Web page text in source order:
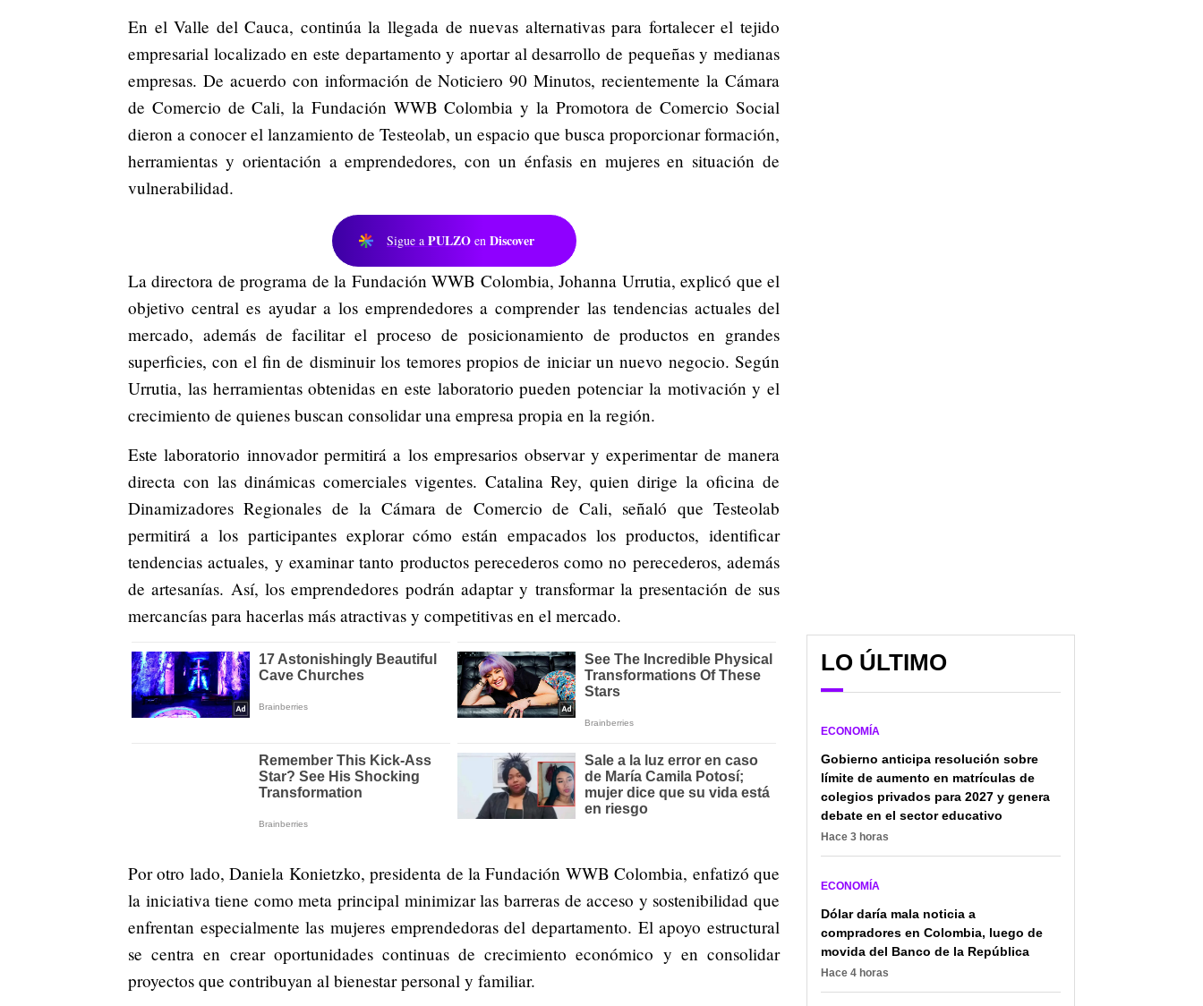
En el Valle del Cauca, continúa la llegada de nuevas alternativas para fortalecer el tejido
empresarial localizado en este departamento y aportar al desarrollo de pequeñas y medianas
empresas. De acuerdo con información de Noticiero 90 Minutos, recientemente la Cámara
de Comercio de Cali, la Fundación WWB Colombia y la Promotora de Comercio Social
dieron a conocer el lanzamiento de Testeolab, un espacio que busca proporcionar formación,
herramientas y orientación a emprendedores, con un énfasis en mujeres en situación de
vulnerabilidad.
Sigue a PULZO en Discover
La directora de programa de la Fundación WWB Colombia, Johanna Urrutia, explicó que el
objetivo central es ayudar a los emprendedores a comprender las tendencias actuales del
mercado, además de facilitar el proceso de posicionamiento de productos en grandes
superficies, con el fin de disminuir los temores propios de iniciar un nuevo negocio. Según
Urrutia, las herramientas obtenidas en este laboratorio pueden potenciar la motivación y el
crecimiento de quienes buscan consolidar una empresa propia en la región.
Este laboratorio innovador permitirá a los empresarios observar y experimentar de manera
directa con las dinámicas comerciales vigentes. Catalina Rey, quien dirige la oficina de
Dinamizadores Regionales de la Cámara de Comercio de Cali, señaló que Testeolab
permitirá a los participantes explorar cómo están empacados los productos, identificar
tendencias actuales, y examinar tanto productos perecederos como no perecederos, además
de artesanías. Así, los emprendedores podrán adaptar y transformar la presentación de sus
mercancías para hacerlas más atractivas y competitivas en el mercado.
Por otro lado, Daniela Konietzko, presidenta de la Fundación WWB Colombia, enfatizó que
la iniciativa tiene como meta principal minimizar las barreras de acceso y sostenibilidad que
enfrentan especialmente las mujeres emprendedoras del departamento. El apoyo estructural
se centra en crear oportunidades continuas de crecimiento económico y en consolidar
proyectos que contribuyan al bienestar personal y familiar.
LO ÚLTIMO
ECONOMÍA
Gobierno anticipa resolución sobre
límite de aumento en matrículas de
colegios privados para 2027 y genera
debate en el sector educativo
Hace 3 horas
ECONOMÍA
Dólar daría mala noticia a
compradores en Colombia, luego de
movida del Banco de la República
Hace 4 horas